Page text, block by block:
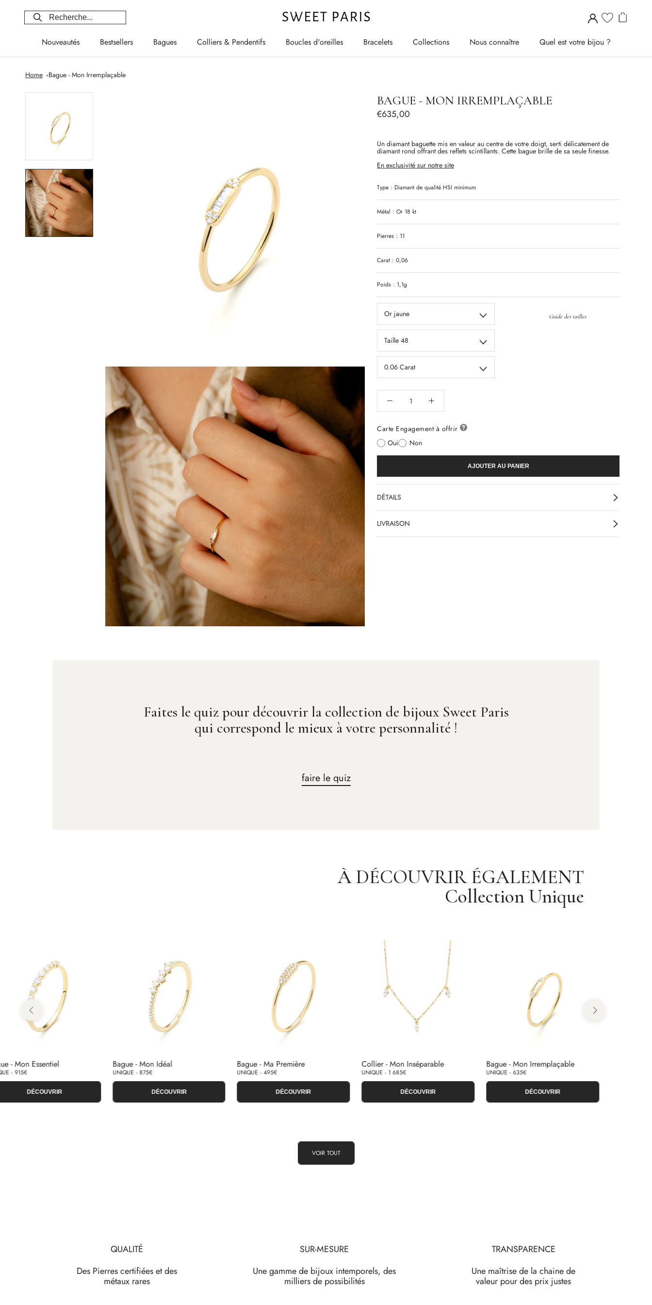
Nouveautés Bestsellers Bagues Colliers & Pendentifs Boucles d'oreilles Bracelets Collections Nous connaître Quel est votre bijou ?
Home Bague - Mon Irremplaçable
BAGUE - MON IRREMPLAÇABLE
€635,00
Un diamant baguette mis en valeur au centre de votre doigt, serti délicatement de
diamant rond offrant des reflets scintillants. Cette bague brille de sa seule finesse.
En exclusivité sur notre site
Type : Diamant de qualité HSI minimum
Métal : Or 18 kt
Pierres : 11
Carat : 0,06
Poids : 1,1g
Or jaune
Taille 48
0.06 Carat
Guide des tailles
Carte Engagement à offrir
Oui
Non
AJOUTER AU PANIER
DÉTAILS
LIVRAISON
Faites le quiz pour découvrir la collection de bijoux Sweet Paris
qui correspond le mieux à votre personnalité !
faire le quiz
À DÉCOUVRIR ÉGALEMENT
Collection Unique
- Mon Essentiel
- 915€
DÉCOUVRIR
Bague - Mon Idéal
UNIQUE - 875€
DÉCOUVRIR
Bague - Ma Première
UNIQUE - 495€
DÉCOUVRIR
Collier - Mon Inséparable
UNIQUE - 1 685€
DÉCOUVRIR
Bague - Mon Irremplaçable
UNIQUE - 635€
DÉCOUVRIR
VOIR TOUT
QUALITÉ
Des Pierres certifiées et des
métaux rares
SUR-MESURE
Une gamme de bijoux intemporels, des
milliers de possibilités
TRANSPARENCE
Une maîtrise de la chaine de
valeur pour des prix justes